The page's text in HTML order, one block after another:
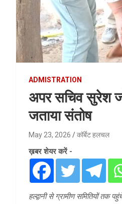
ADMISTRATION
अपर सचिव सुरेश
जताया संतोष
May 23, 2026 कॉर्बेट हलचल
ख़बर शेयर करें -
हल्द्वानी से ग्रामीण समितियों तक